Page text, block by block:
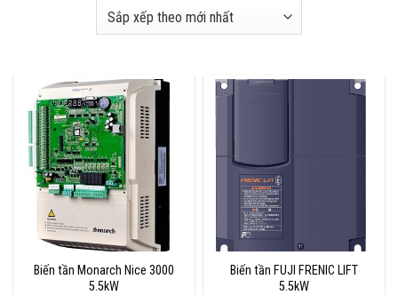
Biến tần Monarch Nice 3000
5.5kW
Biến tần FUJI FRENIC LIFT
5.5kW